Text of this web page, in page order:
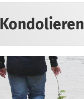
Kondolieren